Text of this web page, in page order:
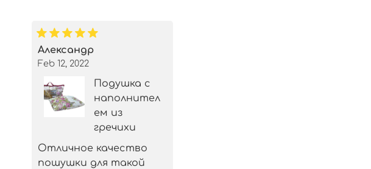
Александр
Feb 12, 2022
Подушка с
наполнител
ем из
гречихи
Отличное качество
пошушки для такой